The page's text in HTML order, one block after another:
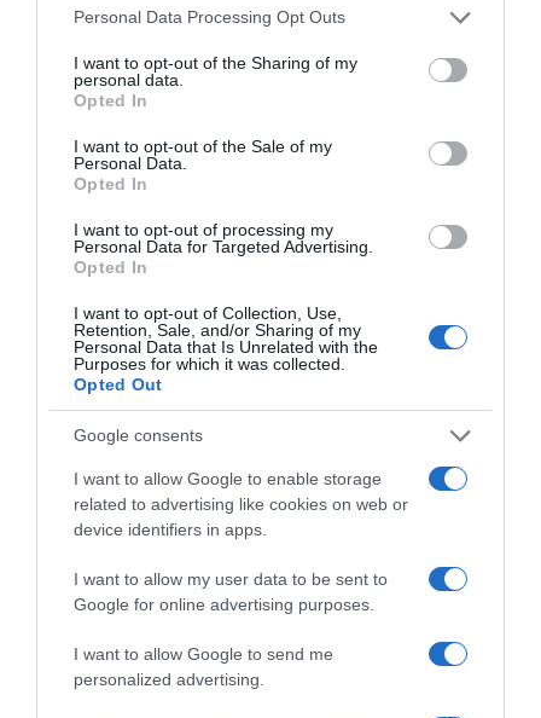
Please note that this website/app uses one or more Google
not limited to your visit or usage behaviour. You may click to
grant or deny consent to Google and its third-party tags to
use your data for below specified purposes in below Google
consent section.
Personal Data Processing Opt Outs
I want to opt-out of the Sharing of my
personal data.
Opted In
I want to opt-out of the Sale of my
Personal Data.
Opted In
I want to opt-out of processing my
Personal Data for Targeted Advertising.
Opted In
I want to opt-out of Collection, Use,
Retention, Sale, and/or Sharing of my
Personal Data that Is Unrelated with the
Purposes for which it was collected.
Opted Out
Google consents
I want to allow Google to enable storage
related to advertising like cookies on web or
device identifiers in apps.
I want to allow my user data to be sent to
Google for online advertising purposes.
I want to allow Google to send me
personalized advertising.
ΑΘΛΗΤΙΚΑ
Μεξικό και Αργεντινή στηρίζουν τον
Ινφαντίνο, ενώ συνεχίζεται η κρίση
στη FIFA
Αντιμετωπίζει έντονες αντιδράσεις για την -πλέον
αποσυρμένη- πρόταση πώλησης μέρους των εμπορικών
δικαιωμάτων του Παγκοσμίου Κυπέλλου